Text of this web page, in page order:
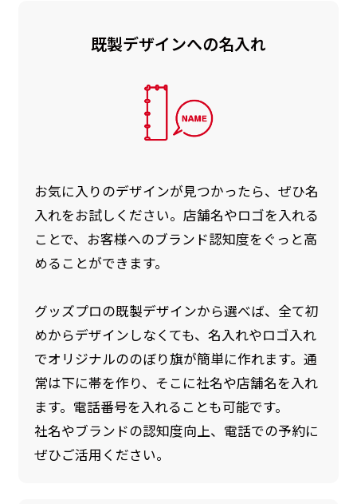
既製デザインへの名入れ
お気に入りのデザインが見つかったら、ぜひ名
入れをお試しください。店舗名やロゴを入れる
ことで、お客様へのブランド認知度をぐっと高
めることができます。
グッズプロの既製デザインから選べば、全て初
めからデザインしなくても、名入れやロゴ入れ
でオリジナルののぼり旗が簡単に作れます。通
常は下に帯を作り、そこに社名や店舗名を入れ
ます。電話番号を入れることも可能です。
社名やブランドの認知度向上、電話での予約に
ぜひご活用ください。
お急ぎ［ +330円 ］
お急ぎは翌営業日発送（基本12時締め切り)枚数
によって対応できない場合、ギリギリでも対応
できる場合もあります。防炎加工、トロピカル